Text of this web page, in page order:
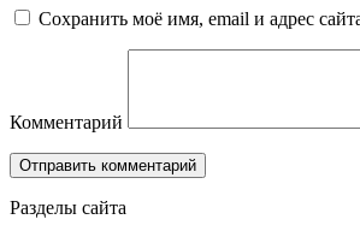
Сохранить моё имя, email и адрес
Комментарий
Разделы сайта